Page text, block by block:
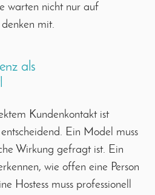
warten nicht nur auf
mit.
als
Kundenkontakt ist
Ein Model muss
Wirkung gefragt ist. Ein
wie offen eine Person
Hostess muss professionell